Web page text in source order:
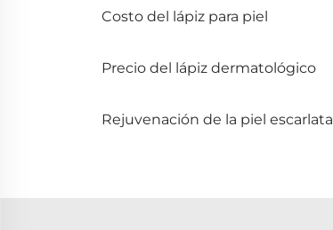
Costo del lápiz para piel
Precio del lápiz dermatológico
Rejuvenación de la piel escarlata